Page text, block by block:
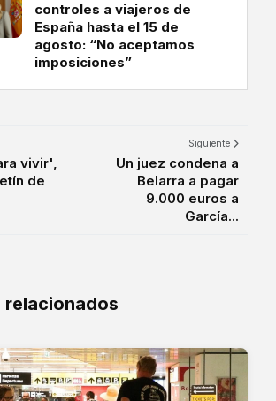
controles a viajeros de
España hasta el 15 de
agosto: “No aceptamos
imposiciones”
vivir',
de
Siguiente
Un juez condena a
Belarra a pagar
9.000 euros a
García...